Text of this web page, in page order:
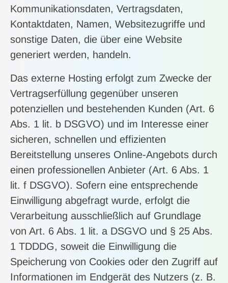
Kommunikationsdaten, Vertragsdaten,
Kontaktdaten, Namen, Websitezugriffe und
sonstige Daten, die über eine Website
generiert werden, handeln.
Das externe Hosting erfolgt zum Zwecke der
Vertragserfüllung gegenüber unseren
potenziellen und bestehenden Kunden (Art. 6
Abs. 1 lit. b DSGVO) und im Interesse einer
sicheren, schnellen und effizienten
Bereitstellung unseres Online-Angebots durch
einen professionellen Anbieter (Art. 6 Abs. 1
lit. f DSGVO). Sofern eine entsprechende
Einwilligung abgefragt wurde, erfolgt die
Verarbeitung ausschließlich auf Grundlage
von Art. 6 Abs. 1 lit. a DSGVO und § 25 Abs.
1 TDDDG, soweit die Einwilligung die
Speicherung von Cookies oder den Zugriff auf
Informationen im Endgerät des Nutzers (z. B.